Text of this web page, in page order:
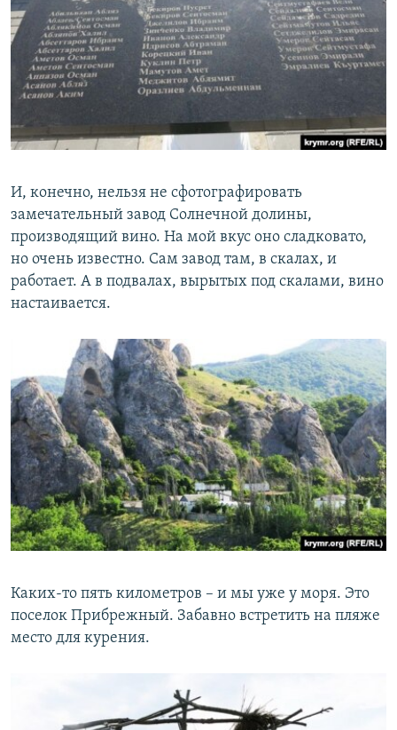
И, конечно, нельзя не сфотографировать
замечательный завод Солнечной долины,
производящий вино. На мой вкус оно сладковато,
но очень известно. Сам завод там, в скалах, и
работает. А в подвалах, вырытых под скалами, вино
настаивается.
Каких-то пять километров – и мы уже у моря. Это
поселок Прибрежный. Забавно встретить на пляже
место для курения.